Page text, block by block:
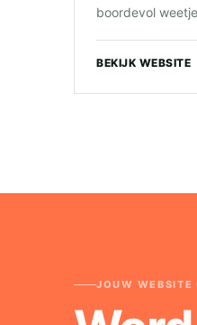
boordevol
BEKIJK WEBSITE
JOUW WEBSITE